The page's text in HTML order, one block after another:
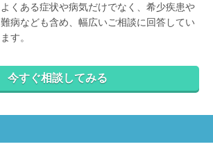
よくある症状や病気だけでなく、希少疾患や
難病なども含め、幅広いご相談に回答してい
ます。
今すぐ相談してみる